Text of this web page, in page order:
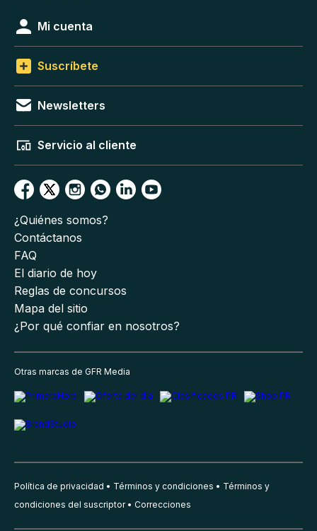
Mi cuenta
Suscríbete
Newsletters
Servicio al cliente
¿Quiénes somos?
Contáctanos
FAQ
El diario de hoy
Reglas de concursos
Mapa del sitio
¿Por qué confiar en nosotros?
Otras marcas de GFR Media
Política de privacidad Términos y condiciones
Términos y
condiciones del suscriptor
Correcciones